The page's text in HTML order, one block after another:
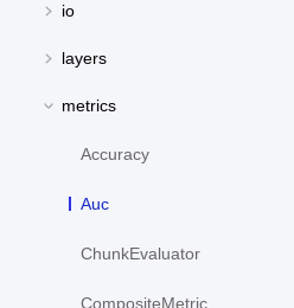
io
layers
metrics
Accuracy
Auc
ChunkEvaluator
CompositeMetric